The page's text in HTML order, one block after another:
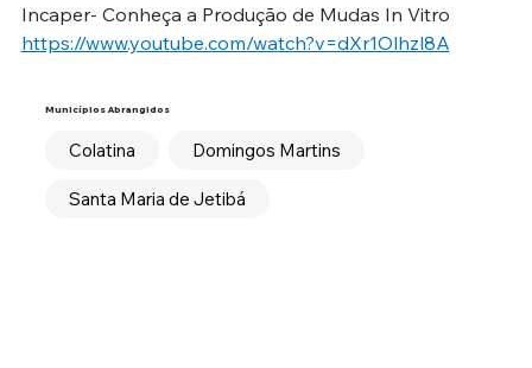
Incaper- Conheça a Produção de Mudas In Vitro
https://www.youtube.com/watch?v=dXr1Olhzl8A
Municípios Abrangidos
Colatina Domingos Martins
Santa Maria de Jetibá